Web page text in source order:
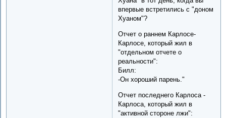
впервые встретились с "доном
Хуаном"?
Отчет о раннем Карлосе-
Карлосе, который жил в
"отдельном отчете о
реальности":
Билл:
-Он хороший парень."
Отчет последнего Карлоса -
Карлоса, который жил в
"активной стороне лжи":